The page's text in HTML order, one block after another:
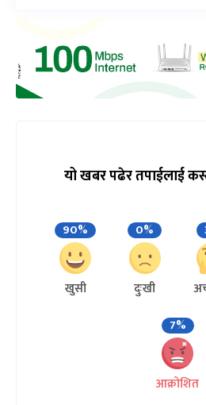
यो खबर पढेर तपाईलाई
90%
खुसी
0%
दुःखी
7%
आक्रोशित